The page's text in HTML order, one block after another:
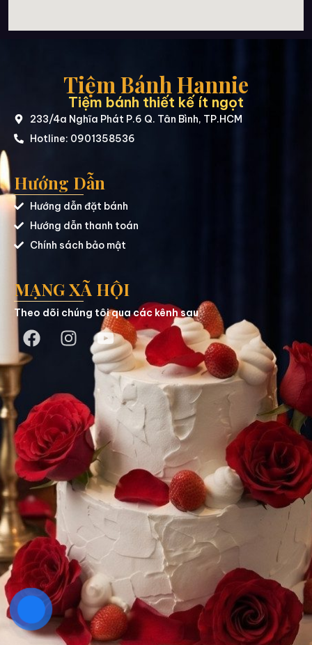
Tiệm Bánh Hannie
Tiệm bánh thiết kế ít ngọt
233/4a Nghĩa Phát P.6 Q. Tân Bình, TP.HCM
Hotline: 0901358536
Hướng Dẫn
Hướng dẫn đặt bánh
Hướng dẫn thanh toán
Chính sách bảo mật
MẠNG XÃ HỘI
Theo dõi chúng tôi qua các kênh sau